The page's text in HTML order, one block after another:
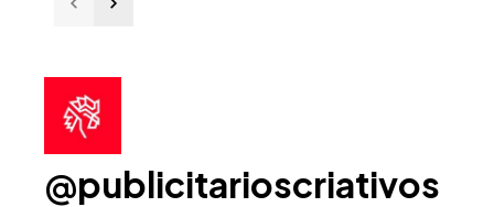
@publicitarioscriativos